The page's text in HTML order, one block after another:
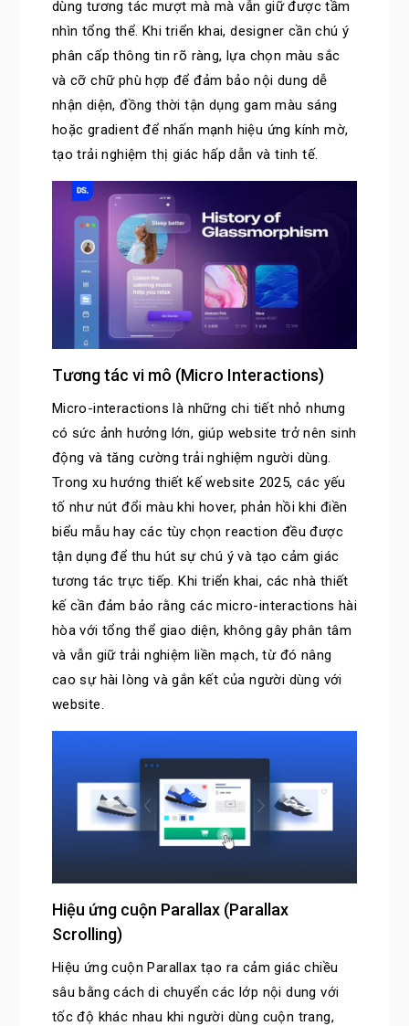
dùng tương tác mượt mà mà vẫn giữ được tầm
nhìn tổng thể. Khi triển khai, designer cần chú ý
phân cấp thông tin rõ ràng, lựa chọn màu sắc
và cỡ chữ phù hợp để đảm bảo nội dung dễ
nhận diện, đồng thời tận dụng gam màu sáng
hoặc gradient để nhấn mạnh hiệu ứng kính mờ,
tạo trải nghiệm thị giác hấp dẫn và tinh tế.
Tương tác vi mô (Micro Interactions)
Micro-interactions là những chi tiết nhỏ nhưng
có sức ảnh hưởng lớn, giúp website trở nên sinh
động và tăng cường trải nghiệm người dùng.
Trong xu hướng thiết kế website 2025, các yếu
tố như nút đổi màu khi hover, phản hồi khi điền
biểu mẫu hay các tùy chọn reaction đều được
tận dụng để thu hút sự chú ý và tạo cảm giác
tương tác trực tiếp. Khi triển khai, các nhà thiết
kế cần đảm bảo rằng các micro-interactions hài
hòa với tổng thể giao diện, không gây phân tâm
và vẫn giữ trải nghiệm liền mạch, từ đó nâng
cao sự hài lòng và gắn kết của người dùng với
website.
Hiệu ứng cuộn Parallax (Parallax
Scrolling)
Hiệu ứng cuộn Parallax tạo ra cảm giác chiều
sâu bằng cách di chuyển các lớp nội dung với
tốc độ khác nhau khi người dùng cuộn trang,